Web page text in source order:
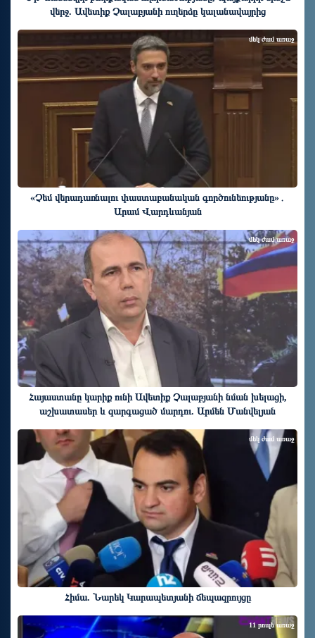
վերջ. Ավետիք Չալաբյանի ուղերձը կալանավայրից
«Չեմ վերադառնալու փաստաբանական գործունեությանը»․
Արամ Վարդևանյան
մեկ ժամ առաջ
Հայաստանը կարիք ունի Ավետիք Չալաբյանի նման խելացի,
աշխատասեր և զարգացած մարդու. Արմեն Մանվելյան
մեկ ժամ առաջ
Հիմա. Նարեկ Կարապետյանի ճեպազրույցը
մեկ ժամ առաջ
11 րոպե առաջ